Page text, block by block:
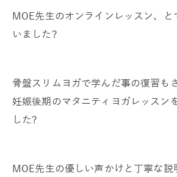
MOE先生のオンラインレッスン、と
いました?
骨盤スリムヨガで学んだ事の復習も
妊娠後期のマタニティヨガレッスン
した?
MOE先生の優しい声かけと丁寧な説